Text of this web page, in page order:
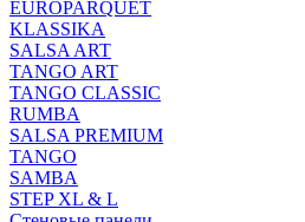
EUROPARQUET
KLASSIKA
SALSA ART
TANGO ART
TANGO CLASSIC
RUMBA
SALSA PREMIUM
TANGO
SAMBA
STEP XL & L